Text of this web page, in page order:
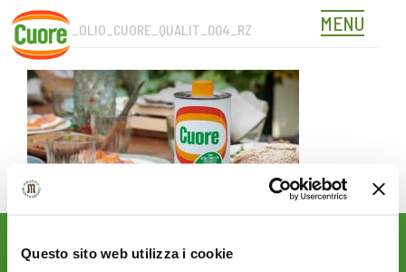
Questo sito web utilizza i cookie
Skip
content
MENU
HEADER_OLIO_CUORE_QUALIT_004_RZ
Rimani aggiornato sulle